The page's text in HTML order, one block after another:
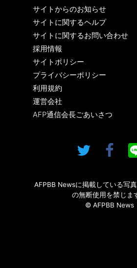
サイトからのお知らせ
サイトに関するヘルプ
サイトに関するお問い合わせ
採用情報
サイトポリシー
プライバシーポリシー
利用規約
運営会社
AFP通信会長ごあいさつ
AFPBB Newsに掲載している写
の無断使用を禁じま
© AFPBB News